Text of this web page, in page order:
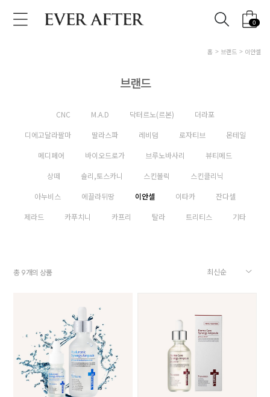
0
홈 브랜드 이안셀
브랜드
CNC M.A.D 닥터르노(르본)
더라포
디에고달라팔마
딸라스파 레비덤 로자티브
몬테일
메디페어
바이오드로가 브루노바사리
뷰티메드
상떼
숄리,토스카니 스킨볼릭
스킨클리닉
아누비스
에끌라뒤땅 이안셀 이타카
잔다셀
제라드
카푸치니 카프리 탈라 트리티스 기타
총9개의 상품